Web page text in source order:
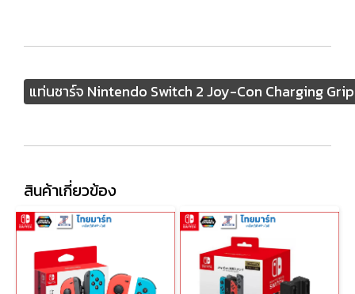
แท่นชาร์จ Nintendo Switch 2 Joy-Con Charging Grip
สินค้าเกี่ยวข้อง